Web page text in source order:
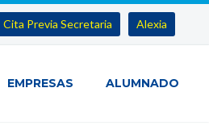
Cita Previa Secretaria Alexia
EMPRESAS ALUMNADO